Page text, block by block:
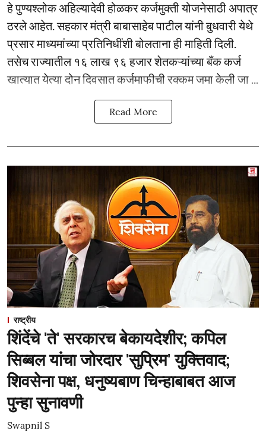
हे पुण्यश्लोक अहिल्यादेवी होळकर कर्जमुक्ती योजनेसाठी अपात्र
ठरले आहेत. सहकार मंत्री बाबासाहेब पाटील यांनी बुधवारी येथे
प्रसार माध्यमांच्या प्रतिनिधींशी बोलताना ही माहिती दिली.
तसेच राज्यातील १६ लाख ९६ हजार शेतकऱ्यांच्या बँक कर्ज
खात्यात येत्या दोन दिवसात कर्जमाफीची रक्कम जमा केली जा ...
Read More
राष्ट्रीय
शिंदेंचे 'ते' सरकारच बेकायदेशीर; कपिल
सिब्बल यांचा जोरदार 'सुप्रिम' युक्तिवाद;
शिवसेना पक्ष, धनुष्यबाण चिन्हाबाबत आज
पुन्हा सुनावणी
Swapnil S